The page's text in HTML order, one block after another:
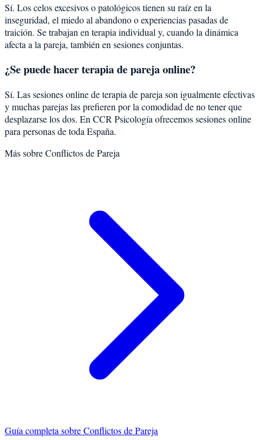
Sí. Los celos excesivos o patológicos tienen su raíz en la
inseguridad, el miedo al abandono o experiencias pasadas de
traición. Se trabajan en terapia individual y, cuando la dinámica
afecta a la pareja, también en sesiones conjuntas.
¿Se puede hacer terapia de pareja online?
Sí. Las sesiones online de terapia de pareja son igualmente efectivas
y muchas parejas las prefieren por la comodidad de no tener que
desplazarse los dos. En CCR Psicología ofrecemos sesiones online
para personas de toda España.
Más sobreConflictos de Pareja
Guía completa sobreConflictos de Pareja